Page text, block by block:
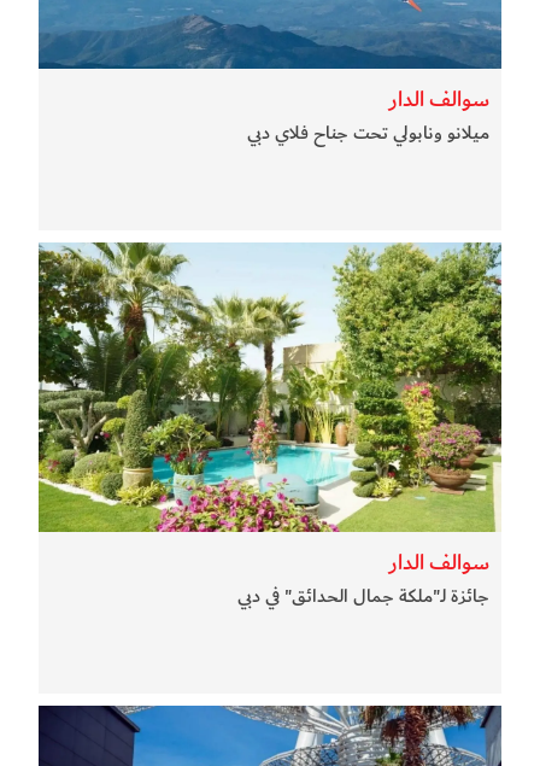
سوالف الدار
ميلانو ونابولي تحت جناح فلاي دبي
سوالف الدار
جائزة لـ"ملكة جمال الحدائق" في دبي